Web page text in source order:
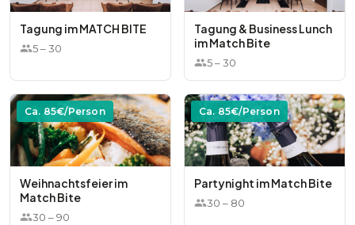
Tagung im MATCH BITE
5–30
Tagung & Business Lunch
im Match Bite
5–30
Ca. 85€/Person
Weihnachtsfeier im
Match Bite
30 –90
Ca. 85€/Person
Partynight im Match Bite
30 – 80